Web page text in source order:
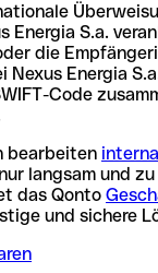
Energia S.a.
die
Nexus Energia
Code
bearbeiten
langsam und zu
das Qonto
und sichere